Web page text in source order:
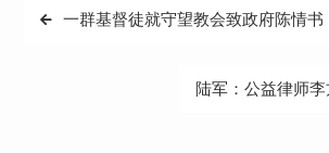
文
一群基督徒就守望教会致政府陈情书
陆军：公益律师